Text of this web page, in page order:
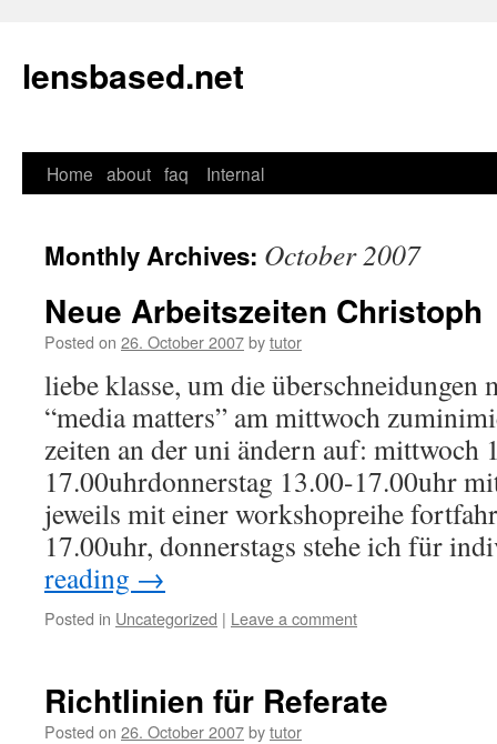
lensbased.net
Skip
content
Home about faq Internal
Monthly Archives: October 2007
Neue Arbeitszeiten Christoph
Posted on 26. October 2007bytutor
liebe klasse, um die überschneidungen
“media matters” am mittwoch
zeiten an der uni ändern auf: mittwoch
17.00uhrdonnerstag 13.00-17.00uhr
jeweils mit einer workshopreihe
17.00uhr, donnerstags stehe ich für
reading →
Posted in Uncategorized | Leave a comment
Richtlinien für Referate
Posted on 26. October 2007bytutor